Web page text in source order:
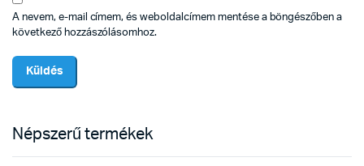
A nevem, e-mail címem, és weboldalcímem mentése a böngészőben a
következő hozzászólásomhoz.
Népszerű termékek